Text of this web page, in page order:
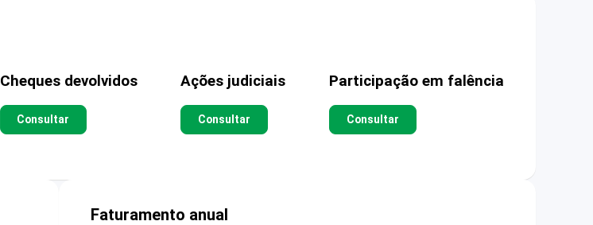
Cheques devolvidos
Consultar
Ações judiciais
Consultar
Participação em falência
Consultar
Faturamento anual